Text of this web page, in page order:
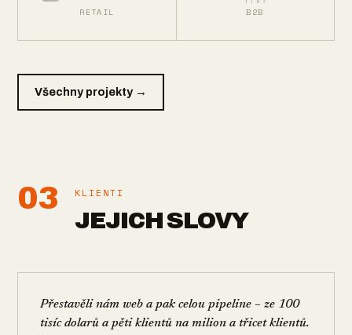
RETAIL B2B
Všechny projekty →
03 KLIENTI
JEJICH SLOVY
Přestavěli nám web a pak celou pipeline – ze 100
tisíc dolarů a pěti klientů na milion a třicet klientů.